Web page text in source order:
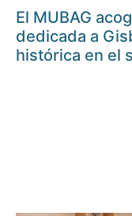
El MUBAG
dedicada a
histórica en el